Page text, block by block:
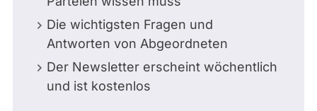
Die wichtigsten Fragen und
Antworten von Abgeordneten
Der Newsletter erscheint wöchentlich
und ist kostenlos